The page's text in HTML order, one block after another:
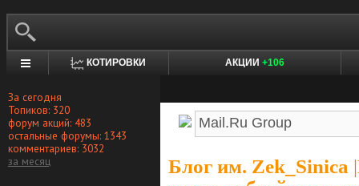
КОТИРОВКИ АКЦИИ +106
За сегодня
Топиков: 320
форум акций: 483
остальные форумы: 1343
комментариев: 3032
за месяц
Блог им. Zek_Sinica |